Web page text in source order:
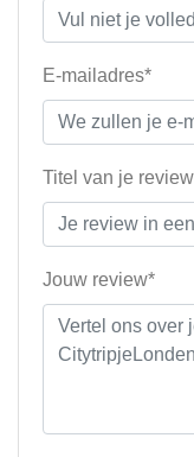
E-mailadres*
Titel van je
Jouw review*